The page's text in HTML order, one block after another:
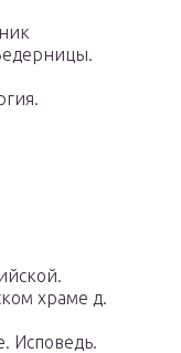
храме д.